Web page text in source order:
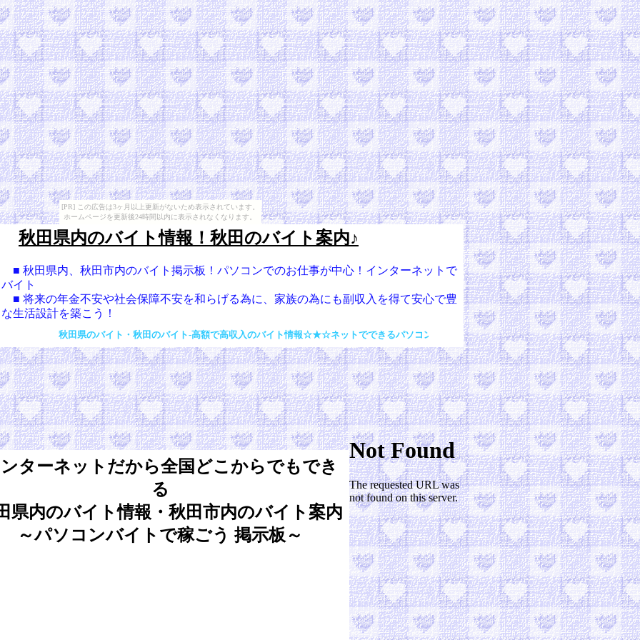
[PR] この広告は3ヶ月以上更新がないため表示されています。
ホームページを更新後24時間以内に表示されなくなります。
秋田県内のバイト情報！秋田のバイト案内♪
■ 秋田県内、秋田市内のバイト掲示板！パソコンでのお仕事が中心！インターネットで
バイト
■ 将来の年金不安や社会保障不安を和らげる為に、家族の為にも副収入を得て安心で豊
な生活設計を築こう！
秋田県のバイト・秋田のバイト-高額で高収入のバイト情報☆★☆ネットでできるパソコンを使った自宅での簡単なバイトと在宅ワークをご案内応
ターネットだから全国どこからでもでき
る
県内のバイト情報・秋田市内のバイト案内
～パソコンバイトで稼ごう 掲示板～